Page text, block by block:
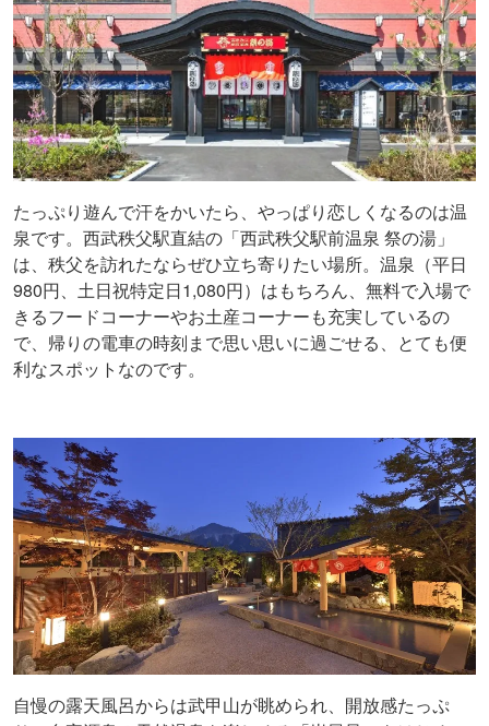
たっぷり遊んで汗をかいたら、やっぱり恋しくなるのは温
泉です。西武秩父駅直結の「西武秩父駅前温泉 祭の湯」
は、秩父を訪れたならぜひ立ち寄りたい場所。温泉（平日
980円、土日祝特定日1,080円）はもちろん、無料で入場で
きるフードコーナーやお土産コーナーも充実しているの
で、帰りの電車の時刻まで思い思いに過ごせる、とても便
利なスポットなのです。
自慢の露天風呂からは武甲山が眺められ、開放感たっぷ